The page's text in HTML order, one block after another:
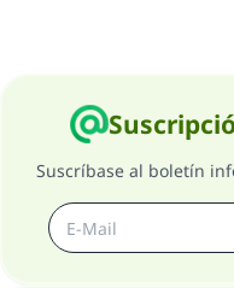
Suscríbase al boletín